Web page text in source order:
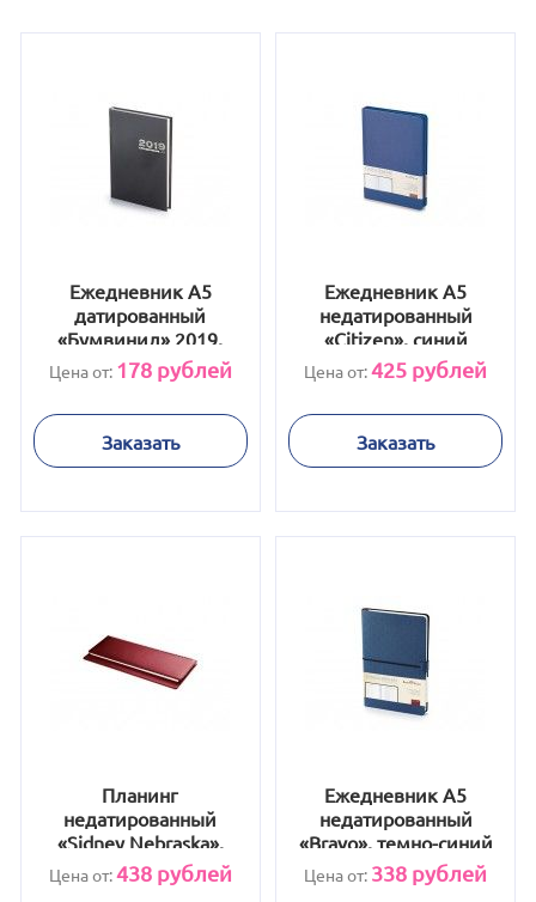
Ежедневник А5
датированный
«Бумвинил» 2019,
черный
Цена от: 178рублей
Заказать
Ежедневник А5
недатированный
«Citizen», синий
Цена от:425 рублей
Заказать
Планинг
недатированный
«Sidney Nebraska»,
бордовый
Цена от:438рублей
Ежедневник А5
недатированный
«Bravo», темно-синий
Цена от: 338 рублей